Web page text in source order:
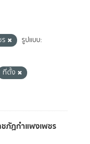
รูปแบบ:
ที่ตั้ง
ภัฏกำแพงเพชร